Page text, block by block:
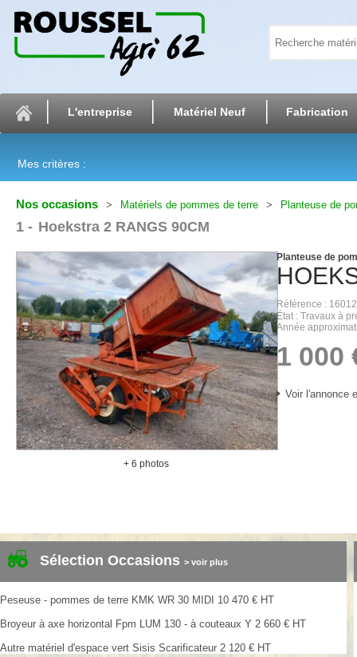
L'entreprise Matériel Neuf Fabrication
Mes critères :
Nos occasions Matériels de pommes de terre Planteuse de
1 Hoekstra 2 RANGS 90CM
+ 6 photos
Planteuse de
Référence
16012
État
Travaux à
Année
1 000
Voir l'annonce
Sélection Occasions > voir plus
Peseuse - pommes de terre KMK WR 30 MIDI 10 470 € HT
Broyeur à axe horizontal Fpm LUM 130 - à couteaux Y 2 660 € HT
Autre matériel d'espace vert Sisis Scarificateur 2 120 € HT